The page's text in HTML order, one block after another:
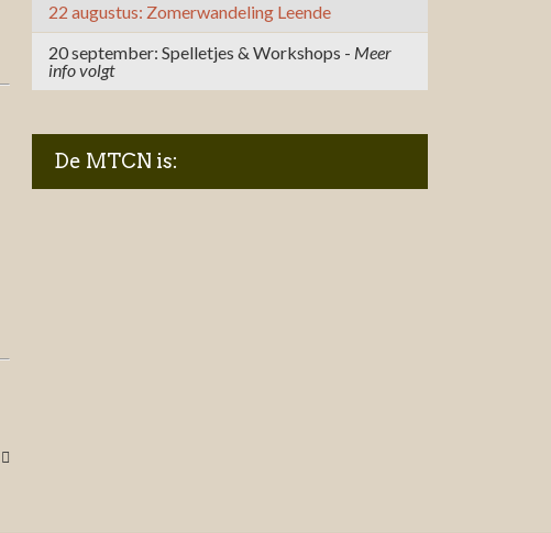
22 augustus: Zomerwandeling Leende
20 september: Spelletjes & Workshops - Meer
info volgt
De MTCN is: